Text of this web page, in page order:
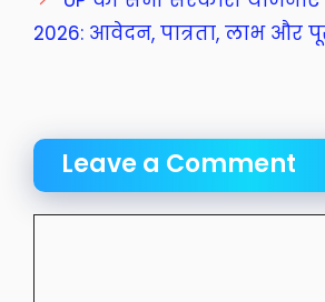
2026: आवेदन, पात्रता, लाभ और
Leave a Comment